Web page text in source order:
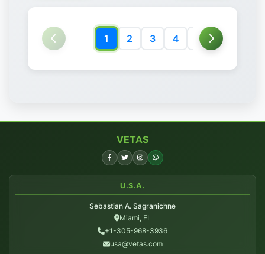
1 2 3 4 5 6
VETAS
U.S.A.
Sebastian A. Sagranichne
Miami, FL
+1-305-968-3936
usa@vetas.com